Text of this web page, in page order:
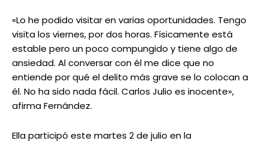
«Lo he podido visitar en varias oportunidades. Tengo
visita los viernes, por dos horas. Físicamente está
estable pero un poco compungido y tiene algo de
ansiedad. Al conversar con él me dice que no
entiende por qué el delito más grave se lo colocan a
él. No ha sido nada fácil. Carlos Julio es inocente»,
afirma Fernández.
Ella participó este martes 2 de julio en la